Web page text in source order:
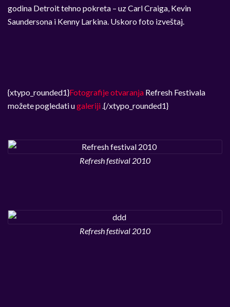
godina Detroit tehno pokreta – uz Carl Craiga, Kevin
Saundersona i Kenny Larkina. Uskoro foto izveštaj.
{xtypo_rounded1}Fotografije otvaranja Refresh Festivala
možete pogledati ugaleriji.{/xtypo_rounded1}
Refresh festival 2010
Refresh festival 2010